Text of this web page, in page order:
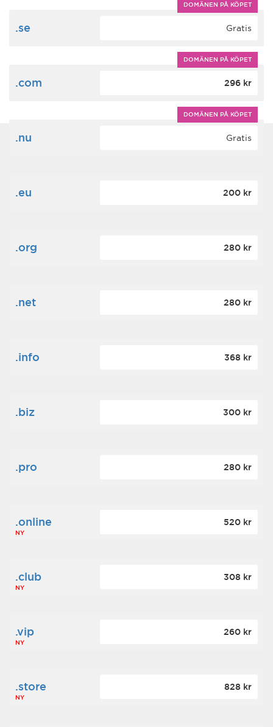
DOMÄNEN PÅ KÖPET
.se Gratis
DOMÄNEN PÅ KÖPET
.com 296 kr
DOMÄNEN PÅ KÖPET
.nu Gratis
.eu 200 kr
.org 280 kr
.net 280 kr
.info 368 kr
.biz 300 kr
.pro 280 kr
.online
NY
520 kr
.club
NY
308 kr
.vip
NY
260 kr
.store
NY
828 kr